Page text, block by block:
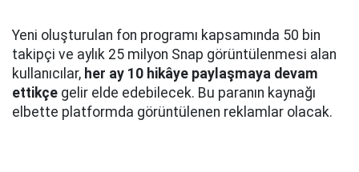
Yeni oluşturulan fon programı kapsamında 50 bin
takipçi ve aylık 25 milyon Snap görüntülenmesi alan
kullanıcılar, her ay 10 hikâye paylaşmaya devam
ettikçe gelir elde edebilecek. Bu paranın kaynağı
elbette platformda görüntülenen reklamlar olacak.